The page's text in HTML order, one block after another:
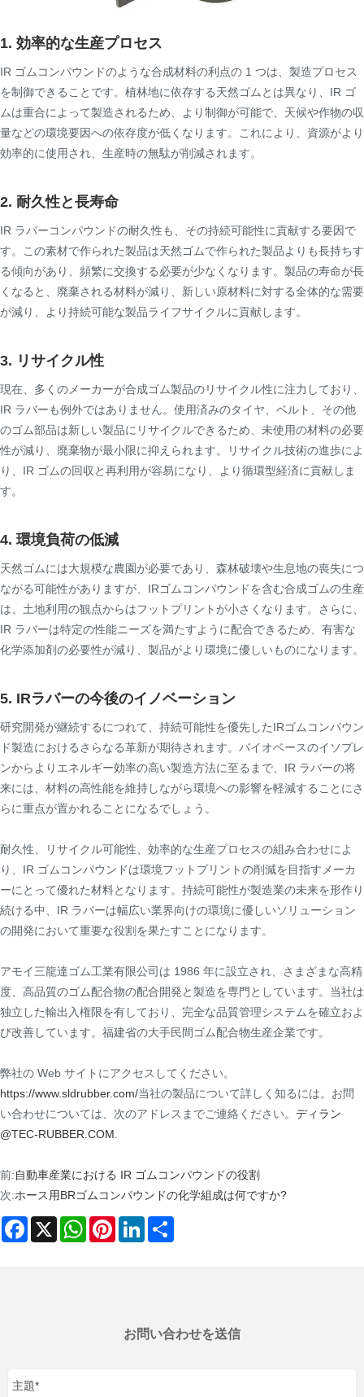
1. 効率的な生産プロセス
IR ゴムコンパウンドのような合成材料の利点の 1 つは、製造プロセス
を制御できることです。植林地に依存する天然ゴムとは異なり、IR ゴ
ムは重合によって製造されるため、より制御が可能で、天候や作物の収
量などの環境要因への依存度が低くなります。これにより、資源がより
効率的に使用され、生産時の無駄が削減されます。
2. 耐久性と長寿命
IR ラバーコンパウンドの耐久性も、その持続可能性に貢献する要因で
す。この素材で作られた製品は天然ゴムで作られた製品よりも長持ちす
る傾向があり、頻繁に交換する必要が少なくなります。製品の寿命が長
くなると、廃棄される材料が減り、新しい原材料に対する全体的な需要
が減り、より持続可能な製品ライフサイクルに貢献します。
3. リサイクル性
現在、多くのメーカーが合成ゴム製品のリサイクル性に注力しており、
IR ラバーも例外ではありません。使用済みのタイヤ、ベルト、その他
のゴム部品は新しい製品にリサイクルできるため、未使用の材料の必要
性が減り、廃棄物が最小限に抑えられます。リサイクル技術の進歩によ
り、IR ゴムの回収と再利用が容易になり、より循環型経済に貢献しま
す。
4. 環境負荷の低減
天然ゴムには大規模な農園が必要であり、森林破壊や生息地の喪失につ
ながる可能性がありますが、IRゴムコンパウンドを含む合成ゴムの生産
は、土地利用の観点からはフットプリントが小さくなります。さらに、
IR ラバーは特定の性能ニーズを満たすように配合できるため、有害な
化学添加剤の必要性が減り、製品がより環境に優しいものになります。
5. IRラバーの今後のイノベーション
研究開発が継続するにつれて、持続可能性を優先したIRゴムコンパウン
ド製造におけるさらなる革新が期待されます。バイオベースのイソプレ
ンからよりエネルギー効率の高い製造方法に至るまで、IR ラバーの将
来には、材料の高性能を維持しながら環境への影響を軽減することにさ
らに重点が置かれることになるでしょう。
耐久性、リサイクル可能性、効率的な生産プロセスの組み合わせによ
り、IR ゴムコンパウンドは環境フットプリントの削減を目指すメーカ
ーにとって優れた材料となります。持続可能性が製造業の未来を形作り
続ける中、IR ラバーは幅広い業界向けの環境に優しいソリューション
の開発において重要な役割を果たすことになります。
アモイ三龍達ゴム工業有限公司は 1986 年に設立され、さまざまな高精
度、高品質のゴム配合物の配合開発と製造を専門としています。当社は
独立した輸出入権限を有しており、完全な品質管理システムを確立およ
び改善しています。福建省の大手民間ゴム配合物生産企業です。
弊社の Web サイトにアクセスしてください。
https://www.sldrubber.com/当社の製品について詳しく知るには。お問
い合わせについては、次のアドレスまでご連絡ください。 ディラン
@TEC-RUBBER.COM
前:自動車産業における IR ゴムコンパウンドの役割
次:ホース用BRゴムコンパウンドの化学組成は何ですか?
Facebook
X WhatsAppPinterestLinkedIn
お問い合わせを送信